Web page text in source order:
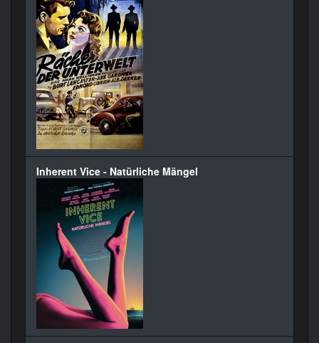
Inherent Vice - Natürliche Mängel